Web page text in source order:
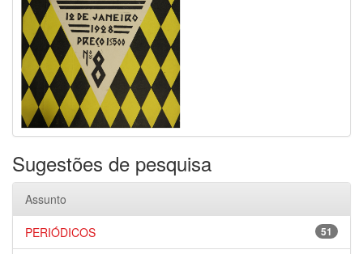
Sugestões de pesquisa
Assunto
51
PERIÓDICOS